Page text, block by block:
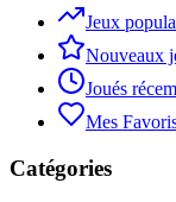
Jeux
Nouveaux
Joués
Mes
Catégories